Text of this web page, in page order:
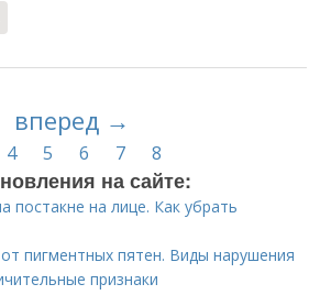
вперед →
4 5 6 7 8
на сайте:
постакне на лице. Как убрать
пигментных пятен. Виды нарушения
признаки